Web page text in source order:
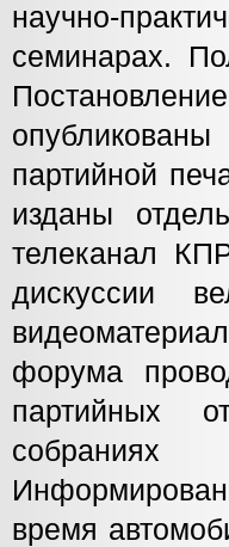
научно-
семинарах.
партийной
изданы
телеканал
дискуссии
форума
партийных
время